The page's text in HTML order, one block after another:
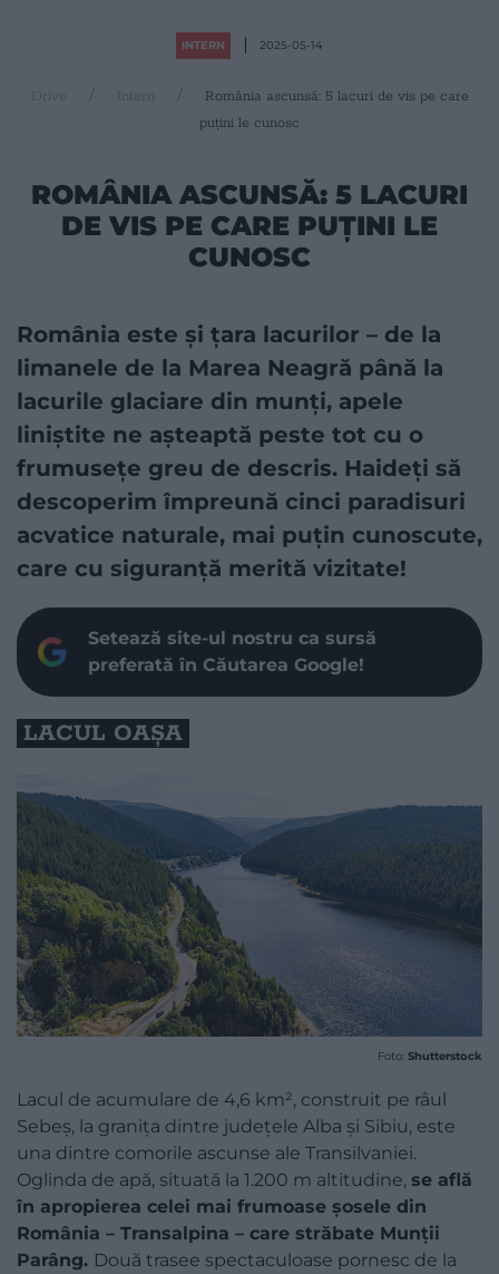
INTERN 2025-05-14
Drive
România ascunsă: 5 lacuri de vis pe care
puțini le cunosc
ROMÂNIA ASCUNSĂ: 5 LACURI
DE VIS PE CARE PUȚINI LE
CUNOSC
România este și țara lacurilor – de la
limanele de la Marea Neagră până la
lacurile glaciare din munți, apele
liniștite ne așteaptă peste tot cu o
frumusețe greu de descris. Haideți să
descoperim împreună cinci paradisuri
acvatice naturale, mai puțin cunoscute,
care cu siguranță merită vizitate!
Setează site-ul nostru ca sursă
preferată în Căutarea Google!
LACUL OAȘA
Foto: Shutterstock
Lacul de acumulare de 4,6 km², construit pe râul
Sebeș, la granița dintre județele Alba și Sibiu, este
una dintre comorile ascunse ale Transilvaniei.
Oglinda de apă, situată la 1.200 m altitudine, se află
în apropierea celei mai frumoase șosele din
România – Transalpina – care străbate Munții
Parâng. Două trasee spectaculoase pornesc de la